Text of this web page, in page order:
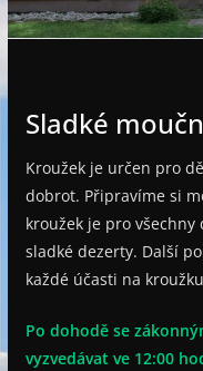
e
Sladké
Kroužek je určen pro
dobrot. Připravíme si
kroužek je pro
sladké dezerty. Další
každé účasti na
Po dohodě se
vyzvedávat ve 12:00